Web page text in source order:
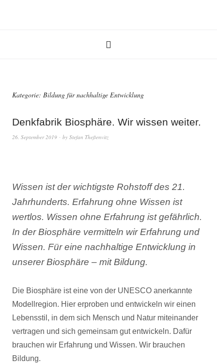
Kategorie: Bildung für nachhaltige Entwicklung
Denkfabrik Biosphäre. Wir wissen weiter.
26. September 2019 by Stefan Theßenvitz
Wissen ist der wichtigste Rohstoff des 21.
Jahrhunderts. Erfahrung ohne Wissen ist
wertlos. Wissen ohne Erfahrung ist gefährlich.
In der Biosphäre vermitteln wir Erfahrung und
Wissen. Für eine nachhaltige Entwicklung in
unserer Biosphäre – mit Bildung.
Die Biosphäre ist eine von der UNESCO anerkannte
Modellregion. Hier erproben und entwickeln wir einen
Lebensstil, in dem sich Mensch und Natur miteinander
vertragen und sich gemeinsam gut entwickeln. Dafür
brauchen wir Erfahrung und Wissen. Wir brauchen
Bildung.